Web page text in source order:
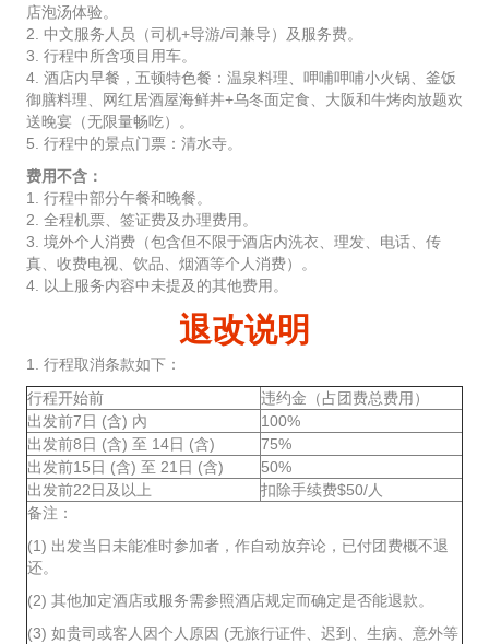
店泡汤体验。
2. 中文服务人员（司机+导游/司兼导）及服务费。
3. 行程中所含项目用车。
4. 酒店内早餐，五顿特色餐：温泉料理、呷哺呷哺小火锅、釜饭
御膳料理、网红居酒屋海鲜丼+乌冬面定食、大阪和牛烤肉放题欢
送晚宴（无限量畅吃）。
5. 行程中的景点门票：清水寺。
费用不含：
1. 行程中部分午餐和晚餐。
2. 全程机票、签证费及办理费用。
3. 境外个人消费（包含但不限于酒店内洗衣、理发、电话、传
真、收费电视、饮品、烟酒等个人消费）。
4. 以上服务内容中未提及的其他费用。
退改说明
1. 行程取消条款如下：
行程开始前
违约金（占团费总费用）
出发前7日 (含) 內
100%
出发前8日 (含) 至 14日 (含)
75%
出发前15日 (含) 至 21日 (含)
50%
出发前22日及以上
扣除手续费$50/人
备注：
(1) 出发当日未能准时参加者，作自动放弃论，已付团费概不退
还。
(2) 其他加定酒店或服务需参照酒店规定而确定是否能退款。
(3) 如贵司或客人因个人原因 (无旅行证件、迟到、生病、意外等